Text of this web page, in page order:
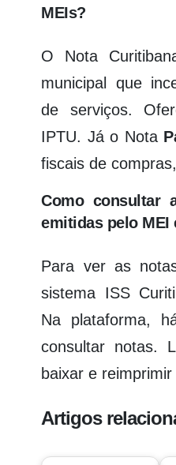
MEIs?
O Nota
municipal que
de serviços.
IPTU. Já o Nota
fiscais de
Como consultar
emitidas pelo MEI
Para ver as
sistema ISS
Na plataforma,
consultar notas.
baixar e
Artigos